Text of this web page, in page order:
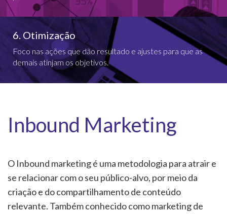
6. Otimização
Foco nas ações que dão resultado e ajustes para que as
demais atinjam os objetivos.
Inbound Marketing
O Inbound marketing é uma metodologia para atrair e
se relacionar com o seu público-alvo, por meio da
criação e do compartilhamento de conteúdo
relevante. Também conhecido como marketing de